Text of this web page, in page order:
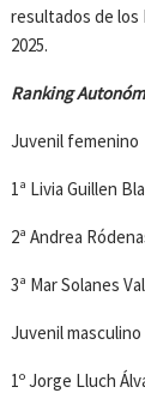
resultados de los
2025.
Ranking
Juvenil femenino
1ª Livia Guillen
2ª Andrea
3ª Mar Solanes
Juvenil masculino
1º Jorge Lluch